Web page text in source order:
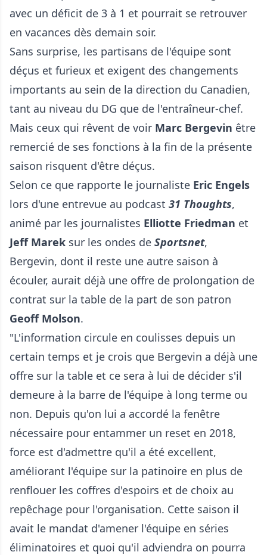
avec un déficit de 3 à 1 et pourrait se retrouver
en vacances dès demain soir.
Sans surprise, les partisans de l'équipe sont
déçus et furieux et exigent des changements
importants au sein de la direction du Canadien,
tant au niveau du DG que de l'entraîneur-chef.
Mais ceux qui rêvent de voir Marc Bergevin être
remercié de ses fonctions à la fin de la présente
saison risquent d'être déçus.
Selon ce que rapporte le journaliste Eric Engels
lors d'une entrevue au podcast 31 Thoughts,
animé par les journalistes Elliotte Friedman et
Jeff Marek sur les ondes de Sportsnet,
Bergevin, dont il reste une autre saison à
écouler, aurait déjà une offre de prolongation de
contrat sur la table de la part de son patron
Geoff Molson.
"L'information circule en coulisses depuis un
certain temps et je crois que Bergevin a déjà une
offre sur la table et ce sera à lui de décider s'il
demeure à la barre de l'équipe à long terme ou
non. Depuis qu'on lui a accordé la fenêtre
nécessaire pour entammer un reset en 2018,
force est d'admettre qu'il a été excellent,
améliorant l'équipe sur la patinoire en plus de
renflouer les coffres d'espoirs et de choix au
repêchage pour l'organisation. Cette saison il
avait le mandat d'amener l'équipe en séries
éliminatoires et quoi qu'il adviendra on pourra